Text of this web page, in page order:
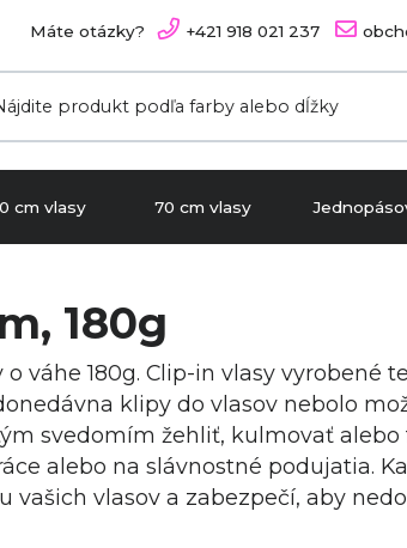
Máte otázky? +421 918 021 237
cm vlasy 70 cm vlasy
180g
váhe 180g. Clip-in vlasy
klipy do vlasov nebolo
svedomím žehliť, kulmovať
alebo na slávnostné podujatia.
vašich vlasov a zabezpečí, aby